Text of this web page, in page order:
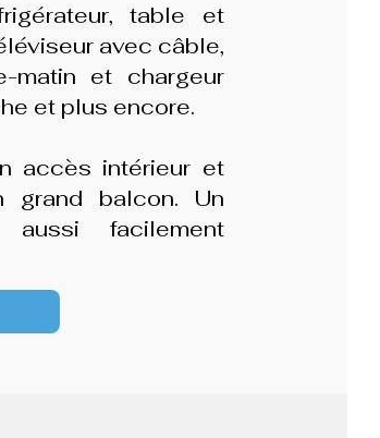
table et
avec câble,
matin et chargeur
et plus encore.
accès intérieur et
grand balcon. Un
aussi facilement